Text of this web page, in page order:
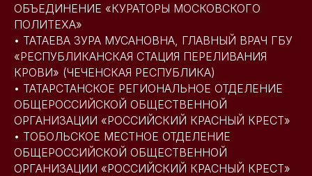
ОБЪЕДИНЕНИЕ «КУРАТОРЫ МОСКОВСКОГО
ПОЛИТЕХА»
• ТАТАЕВА ЗУРА МУСАНОВНА, ГЛАВНЫЙ ВРАЧ ГБУ
«РЕСПУБЛИКАНСКАЯ СТАЦИЯ ПЕРЕЛИВАНИЯ
КРОВИ» (ЧЕЧЕНСКАЯ РЕСПУБЛИКА)
• ТАТАРСТАНСКОЕ РЕГИОНАЛЬНОЕ ОТДЕЛЕНИЕ
ОБЩЕРОССИЙСКОЙ ОБЩЕСТВЕННОЙ
ОРГАНИЗАЦИИ «РОССИЙСКИЙ КРАСНЫЙ КРЕСТ»
• ТОБОЛЬСКОЕ МЕСТНОЕ ОТДЕЛЕНИЕ
ОБЩЕРОССИЙСКОЙ ОБЩЕСТВЕННОЙ
ОРГАНИЗАЦИИ «РОССИЙСКИЙ КРАСНЫЙ КРЕСТ»